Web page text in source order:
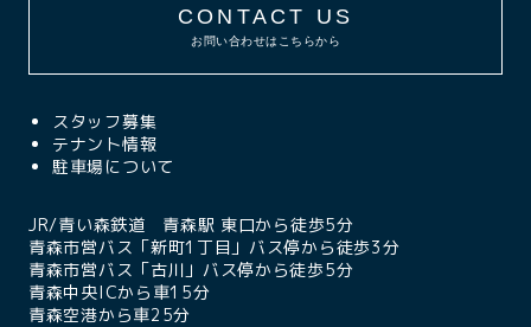
CONTACT US
お問い合わせはこちらから
スタッフ募集
テナント情報
駐車場について
JR/青い森鉄道 青森駅 東口から徒歩5分
青森市営バス「新町1丁目」バス停から徒歩3分
青森市営バス「古川」バス停から徒歩5分
青森中央ICから車15分
青森空港から車25分